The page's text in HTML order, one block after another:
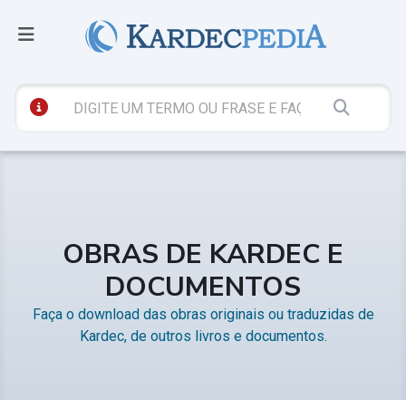
OBRAS DE KARDEC E
DOCUMENTOS
Faça o download das obras originais ou traduzidas de
Kardec, de outros livros e documentos.